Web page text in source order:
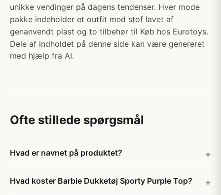
unikke vendinger på dagens tendenser. Hver mode
pakke indeholder et outfit med stof lavet af
genanvendt plast og to tilbehør til Køb hos Eurotoys.
Dele af indholdet på denne side kan være genereret
med hjælp fra AI.
Ofte stillede spørgsmål
Hvad er navnet på produktet?
Hvad koster Barbie Dukketøj Sporty Purple Top?